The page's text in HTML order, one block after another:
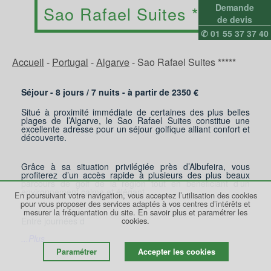
Demande
de devis
✆ 01 55 37 37 40
Sao Rafael Suites *****
Accueil - Portugal -Algarve- Sao Rafael Suites *****
Séjour - 8 jours / 7 nuits - à partir de 2350 €
Situé à proximité immédiate de certaines des plus belles
plages de l’Algarve, le Sao Rafael Suites constitue une
excellente adresse pour un séjour golfique alliant confort et
découverte.
Grâce à sa situation privilégiée près d’Albufeira, vous
profiterez d’un accès rapide à plusieurs des plus beaux
parcours de golf de la région tout en bénéficiant d’un
environnement calme et élégant.
Entre journées d
En poursuivant votre navigation, vous acceptez l’utilisation des cookies
pour vous proposer des services adaptés à vos centres d’intérêts et
mesurer la fréquentation du site. En savoir plus et paramétrer les
cookies.
Paramétrer Accepter les cookies